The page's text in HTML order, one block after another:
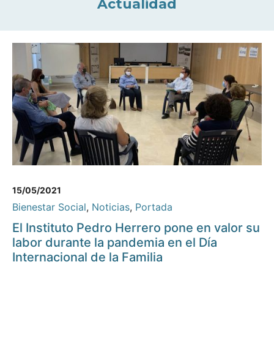
Actualidad
15/05/2021
Bienestar Social, Noticias, Portada
El Instituto Pedro Herrero pone en valor su
labor durante la pandemia en el Día
Internacional de la Familia